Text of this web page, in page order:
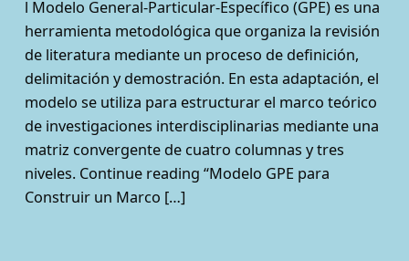
l Modelo General-Particular-Específico (GPE) es una
herramienta metodológica que organiza la revisión
de literatura mediante un proceso de definición,
delimitación y demostración. En esta adaptación, el
modelo se utiliza para estructurar el marco teórico
de investigaciones interdisciplinarias mediante una
matriz convergente de cuatro columnas y tres
niveles. Continue reading “Modelo GPE para
Construir un Marco […]